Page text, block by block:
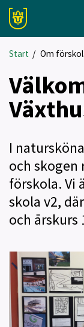
Start / Om
I
och skogen
förskola. Vi
skola v2,
och årskurs